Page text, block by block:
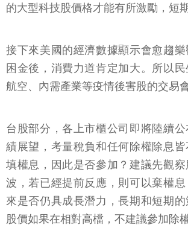
的大型科技股價格才能有所激勵，短
接下來美國的經濟數據顯示會愈趨
困金後，消費力道肯定加大。所以民
航空、內需產業等疫情後害股的交易
台股部分，各上市櫃公司即將陸續
績展望，考量稅負和任何除權除息
填權息，因此是否參加？建議先觀
波，若已經提前反應，則可以棄權
來是否仍具成長潛力，長期和短期的
股價如果在相對高檔，不建議參加除